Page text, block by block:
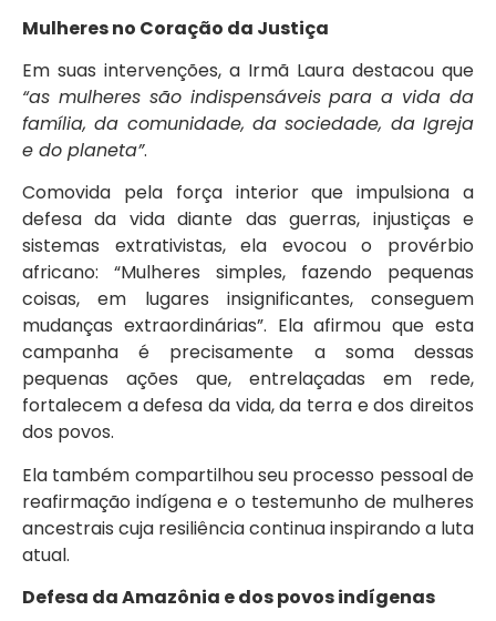
Mulheres no Coração da Justiça
Em suas intervenções, a Irmã Laura destacou que
“as mulheres são indispensáveis para a vida da
família, da comunidade, da sociedade, da Igreja
e do planeta”.
Comovida pela força interior que impulsiona a
defesa da vida diante das guerras, injustiças e
sistemas extrativistas, ela evocou o provérbio
africano: “Mulheres simples, fazendo pequenas
coisas, em lugares insignificantes, conseguem
mudanças extraordinárias”. Ela afirmou que esta
campanha é precisamente a soma dessas
pequenas ações que, entrelaçadas em rede,
fortalecem a defesa da vida, da terra e dos direitos
dos povos.
Ela também compartilhou seu processo pessoal de
reafirmação indígena e o testemunho de mulheres
ancestrais cuja resiliência continua inspirando a luta
atual.
Defesa da Amazônia e dos povos indígenas